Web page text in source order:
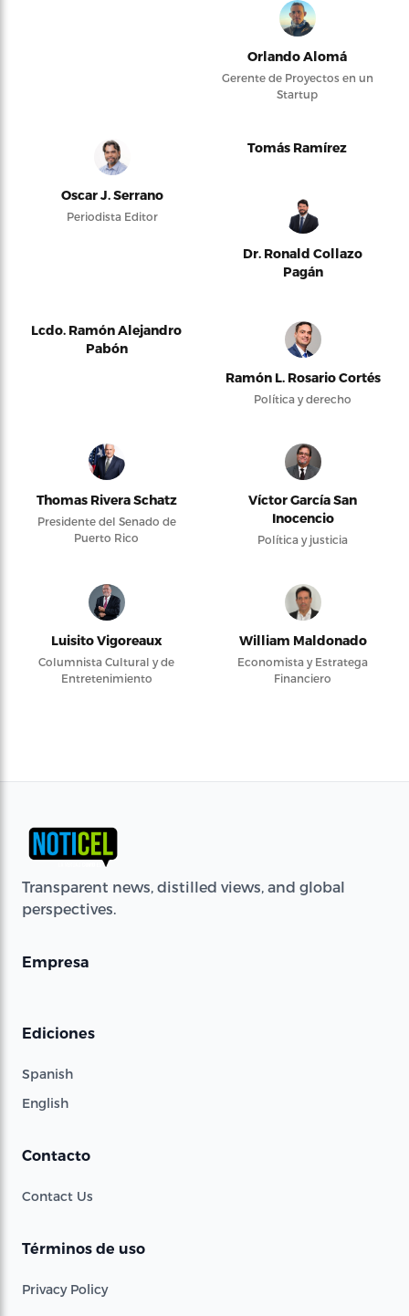
Orlando Alomá
Gerente de Proyectos en un
Startup
Oscar J. Serrano
Periodista Editor
Tomás Ramírez
Dr. Ronald Collazo
Pagán
Lcdo. Ramón Alejandro
Pabón
Ramón L. Rosario Cortés
Política y derecho
Thomas Rivera Schatz
Presidente del Senado de
Puerto Rico
Víctor García San
Inocencio
Política y justicia
Luisito Vigoreaux
Columnista Cultural y de
Entretenimiento
William Maldonado
Economista y Estratega
Financiero
Transparent news, distilled views, and global
perspectives.
Empresa
Ediciones
Spanish
English
Contacto
Contact Us
Términos de uso
Privacy Policy